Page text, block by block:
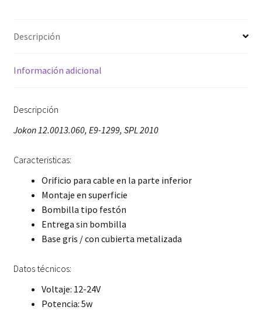
Descripción
Información adicional
Descripción
Jokon 12.0013.060, E9-1299, SPL 2010
Caracteristicas:
Orificio para cable en la parte inferior
Montaje en superficie
Bombilla tipo festón
Entrega sin bombilla
Base gris / con cubierta metalizada
Datos técnicos:
Voltaje: 12-24V
Potencia: 5w